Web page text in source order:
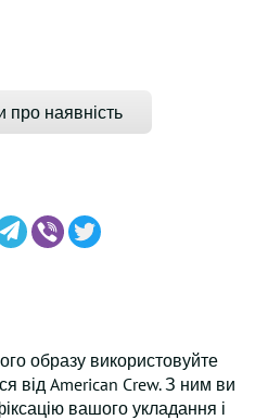
про наявність
образу використовуйте
від American Crew. З ним ви
вашого укладання і